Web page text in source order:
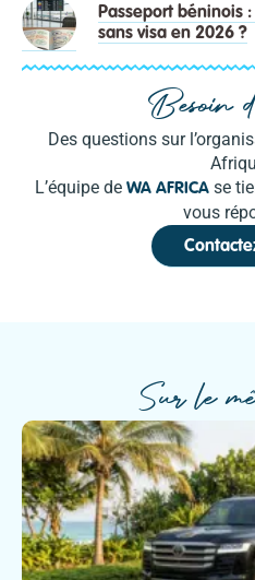
Passeport béninois
sans visa en 2026 ?
Besoin
Des questions sur
L’équipe de WA AFRICAse
vous
Sur le